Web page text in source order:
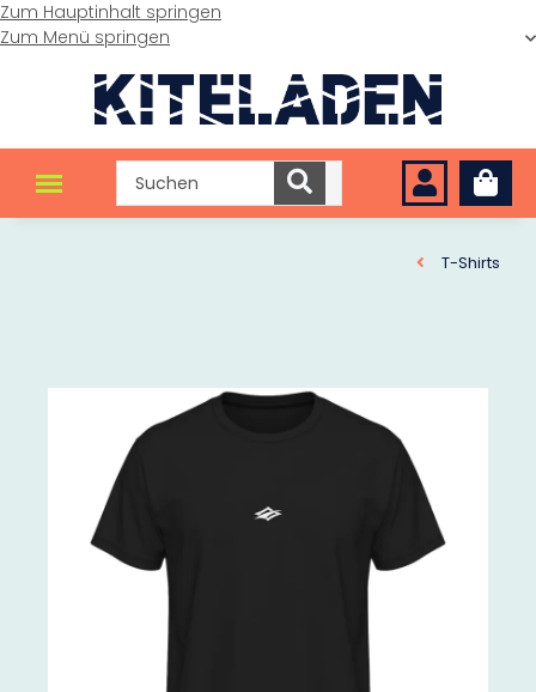
Zum Hauptinhalt springen
Zum Menü springen
T-Shirts